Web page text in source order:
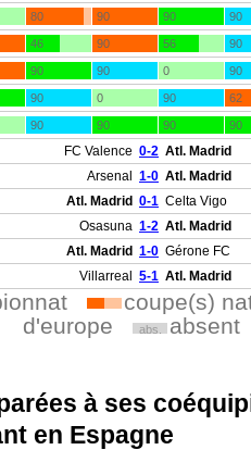
80 90 90 90
46 90 56 90
90 90 0 90
90 0 90 62
90 90 90 90
FC Valence 0-2 Atl. Madrid
Arsenal 1-0 Atl. Madrid
Atl. Madrid 0-1 Celta Vigo
Osasuna 1-2 Atl. Madrid
Atl. Madrid 1-0 Gérone FC
Villarreal 5-1 Atl. Madrid
coupe(s)
d'europe
abs. absent
à ses
en Espagne